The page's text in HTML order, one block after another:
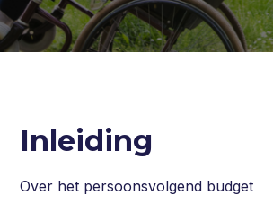
Over Helpper
Inleiding
Over het persoonsvolgend budget